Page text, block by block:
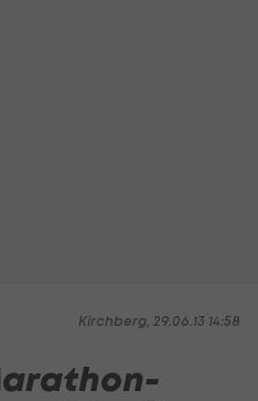
Kirchberg, 29.06.13 14:58